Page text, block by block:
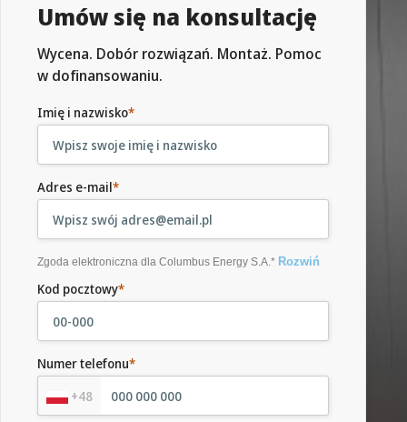
Umów się na konsultację
Wycena. Dobór rozwiązań. Montaż. Pomoc
w dofinansowaniu.
Imię i nazwisko*
Adres e-mail*
Zgoda elektroniczna dla Columbus Energy S.A.* Rozwiń
Kod pocztowy*
Numer telefonu*
+48